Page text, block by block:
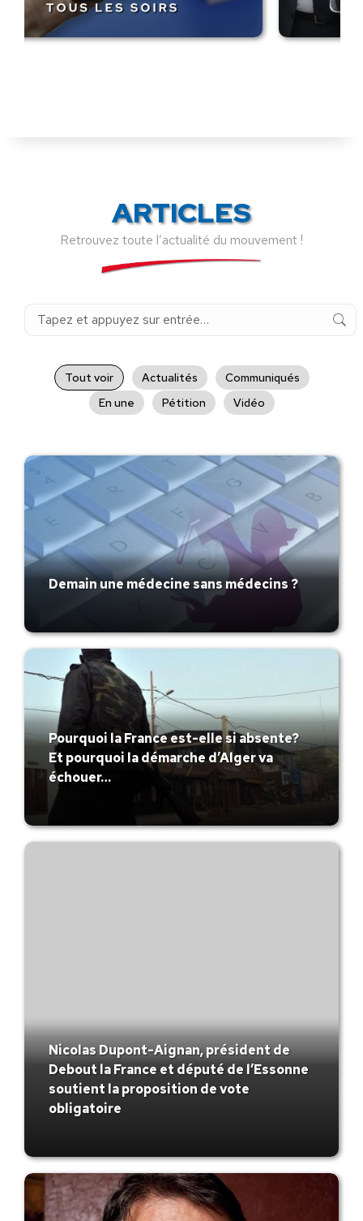
ARTICLES
Retrouvez toute l’actualité du mouvement !
Recherche
Tout voir Actualités
Communiqués
En une
Pétition Vidéo
Demain une médecine sans médecins ?
Pourquoi la France est-elle si absente?
Et pourquoi la démarche d’Alger va
échouer…
Nicolas Dupont-Aignan, président de
Debout la France et député de l’Essonne
soutient la proposition de vote
obligatoire